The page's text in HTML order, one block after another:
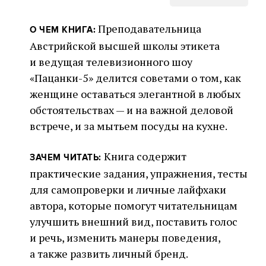
О ЧЕМ КНИГА: Преподавательница
Австрийской высшей школы этикета
и ведущая телевизионного шоу
«Пацанки-5» делится советами о том, как
женщине оставаться элегантной в любых
обстоятельствах — и на важной деловой
встрече, и за мытьем посуды на кухне.
ЗАЧЕМ ЧИТАТЬ: Книга содержит
практические задания, упражнения, тесты
для самопроверки и личные лайфхаки
автора, которые помогут читательницам
улучшить внешний вид, поставить голос
и речь, изменить манеры поведения,
а также развить личный бренд.